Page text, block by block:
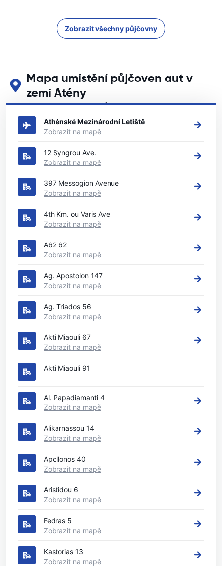
Zobrazit všechny půjčovny
Mapa umístění půjčoven aut v
zemi Atény
Podívejte se na naše hlavní půjčovny aut v zemi Atény
Athénské Mezinárodní Letiště
Zobrazit na mapě
12 Syngrou Ave.
Zobrazit na mapě
397 Messogion Avenue
Zobrazit na mapě
4th Km. ou Varis Ave
Zobrazit na mapě
A62 62
Zobrazit na mapě
Ag. Apostolon 147
Zobrazit na mapě
Ag. Triados 56
Zobrazit na mapě
Akti Miaouli 67
Zobrazit na mapě
Akti Miaouli 91
Al. Papadiamanti 4
Zobrazit na mapě
Alikarnassou 14
Zobrazit na mapě
Apollonos 40
Zobrazit na mapě
Aristidou 6
Zobrazit na mapě
Fedras 5
Zobrazit na mapě
Kastorias 13
Zobrazit na mapě